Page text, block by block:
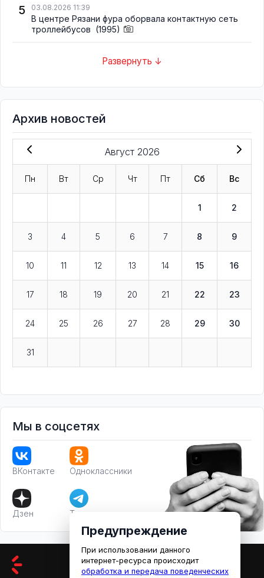
5 03.08.2026 11:39
В центре Рязани фура оборвала контактную сеть
троллейбусов (1995)
Развернуть ↓
Архив новостей
Август 2026
Пн Вт Ср Чт Пт Сб Вс
1 2
3 4 5 6 7 8 9
10 11 12 13 14 15 16
17 18 19 20 21 22 23
24 25 26 27 28 29 30
31
Мы в соцсетях
ВКонтакте Одноклассники
Дзен Телеграм
Предупреждение
При использовании данного
интернет-ресурса происходит
обработка и передача поведенческих